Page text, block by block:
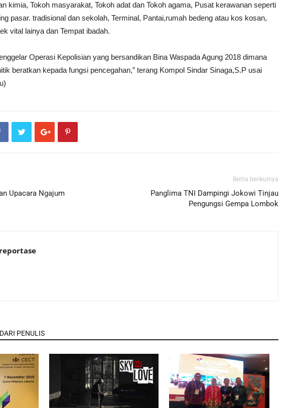
kimia, Tokoh masyarakat, Tokoh adat dan Tokoh agama, Pusat kerawanan seperti
pasar. tradisional dan sekolah, Terminal, Pantai,rumah bedeng atau kos kosan,
vital lainya dan Tempat ibadah.
Operasi Kepolisian yang bersandikan Bina Waspada Agung 2018 dimana
beratkan kepada fungsi pencegahan,” terang Kompol Sindar Sinaga,S.P usai
Upacara Ngajum
Berita berikutnya
Panglima TNI Dampingi Jokowi Tinjau
Pengungsi Gempa Lombok
reportase
DARI PENULIS